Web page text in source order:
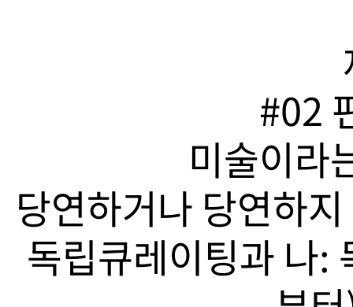
#02
미술이라
당연하거나 당연하
독립큐레이팅과 나: